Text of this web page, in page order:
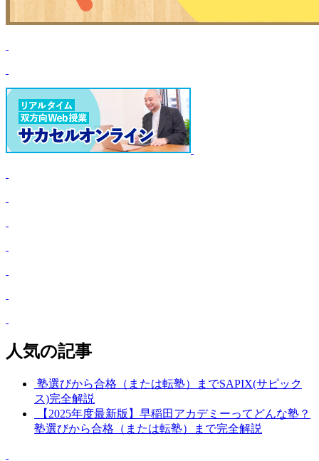
人気の記事
塾選びから合格（または転塾）までSAPIX(サピック
ス)完全解説
【2025年度最新版】早稲田アカデミーってどんな塾？
塾選びから合格（または転塾）まで完全解説